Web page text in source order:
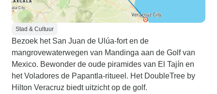
Stad & Cultuur
Bezoek het San Juan de Ulúa-fort en de
mangrovewaterwegen van Mandinga aan de Golf van
Mexico. Bewonder de oude piramides van El Tajín en
het Voladores de Papantla-ritueel. Het DoubleTree by
Hilton Veracruz biedt uitzicht op de golf.